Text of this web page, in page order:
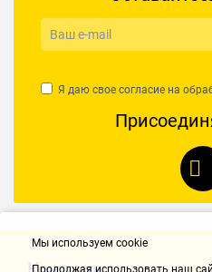
особенности
Я даю свое согласие на
Мы используем cookie
Продолжая использовать наш